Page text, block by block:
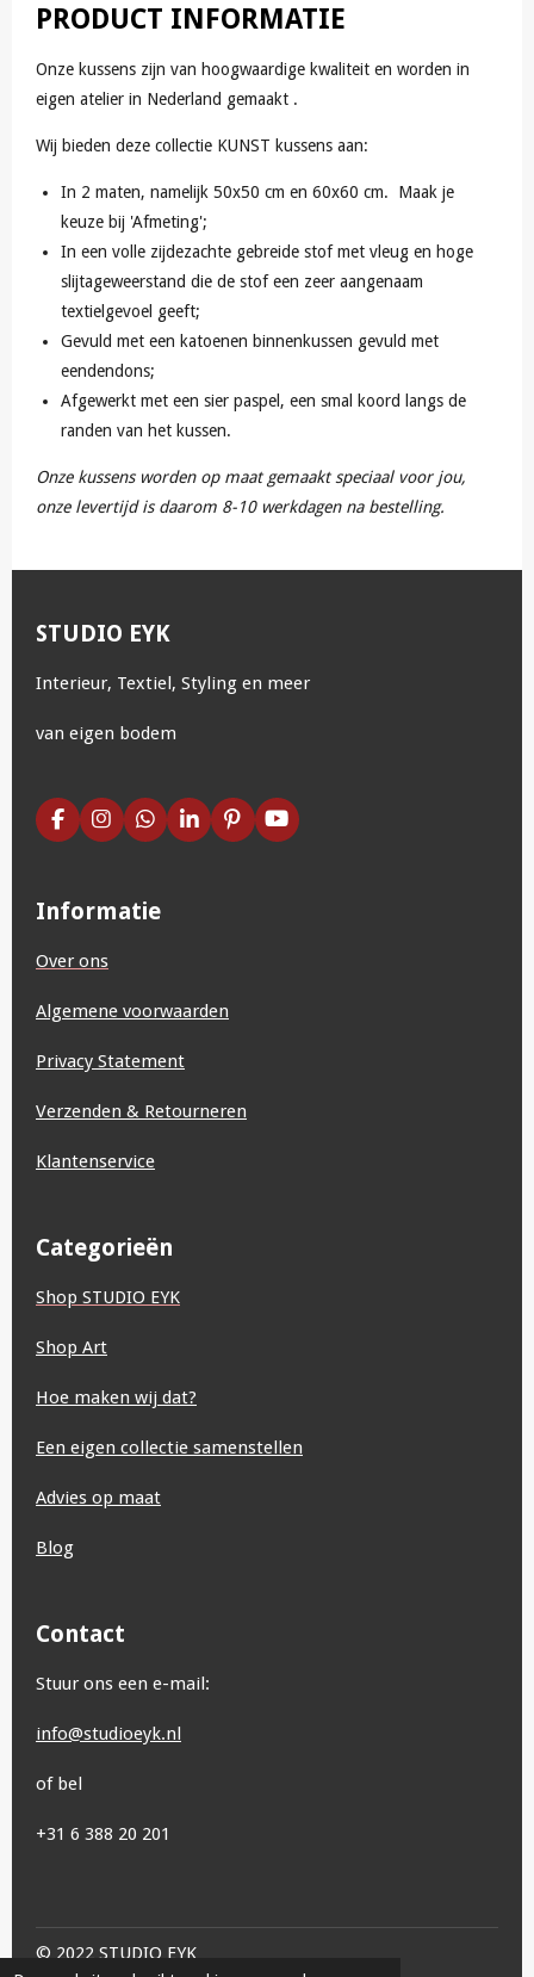
PRODUCT INFORMATIE
Onze kussens zijn van hoogwaardige kwaliteit en worden in
eigen atelier in Nederland gemaakt .
Wij bieden deze collectie KUNST kussens aan:
In 2 maten, namelijk 50x50 cm en 60x60 cm. Maak je
keuze bij 'Afmeting';
In een volle zijdezachte gebreide stof met vleug en hoge
slijtageweerstand die de stof een zeer aangenaam
textielgevoel geeft;
Gevuld met een katoenen binnenkussen gevuld met
eendendons;
Afgewerkt met een sier paspel, een smal koord langs de
randen van het kussen.
Onze kussens worden op maat gemaakt speciaal voor jou,
onze levertijd is daarom 8-10 werkdagen na bestelling.
STUDIO EYK
Interieur, Textiel, Styling en meer
van eigen bodem
F
a
b
o
k
I
n
a
g
a
W
h
s
A
L
i
P
i
Y
o
Informatie
Over ons
Algemene voorwaarden
Privacy Statement
Verzenden & Retourneren
Klantenservice
Categorieën
Shop STUDIO EYK
Shop Art
Hoe maken wij dat?
Een eigen collectie samenstellen
Advies op maat
Blog
Contact
Stuur ons een e-mail:
info@studioeyk.nl
of bel
+31 6 388 20 201
© 2022 STUDIO EYK